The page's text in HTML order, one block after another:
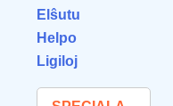
Elŝutu
Helpo
Ligiloj